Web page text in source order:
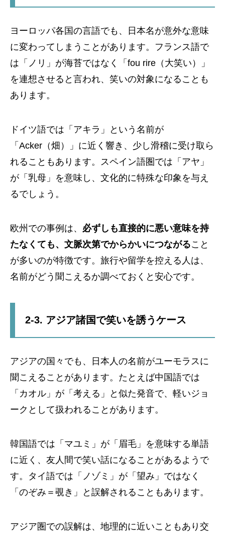
ヨーロッパ各国の言語でも、日本名が意外な意味
に変わってしまうことがあります。フランス語で
は「ノリ」が海苔ではなく「fou rire（大笑い）」
を連想させると言われ、笑いの対象になることも
あります。
ドイツ語では「アキラ」という名前が
「Acker（畑）」に近く響き、少し滑稽に受け取ら
れることもあります。スペイン語圏では「アヤ」
が「乳母」を意味し、文化的に特殊な印象を与え
るでしょう。
欧州での事例は、 必ずしも直接的に悪い意味を持
たなくても、文脈次第でからかいにつながること
が多いのが特徴です。旅行や留学を控える人は、
名前がどう聞こえるか調べておくと安心です。
2-3. アジア諸国で笑いを誘うケース
アジアの国々でも、日本人の名前がユーモラスに
聞こえることがあります。たとえば中国語では
「カオル」が「考える」と似た発音で、軽いジョ
ークとして扱われることがあります。
韓国語では「マユミ」が「眉毛」を意味する単語
に近く、友人間で笑い話になることがあるようで
す。タイ語では「ノゾミ」が「望み」ではなく
「のぞみ＝覗き」と誤解されることもあります。
アジア圏での誤解は、地理的に近いこともあり交